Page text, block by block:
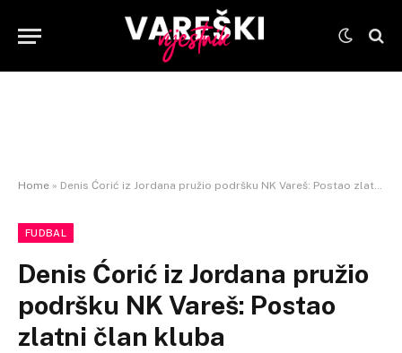
Home » Denis Ćorić iz Jordana pružio podršku NK Vareš: Postao zlatni član kluba
FUDBAL
Denis Ćorić iz Jordana pružio
podršku NK Vareš: Postao
zlatni član kluba